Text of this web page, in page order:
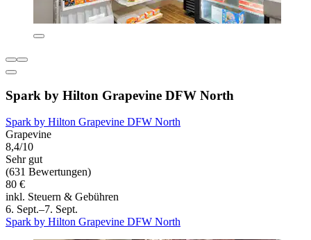
Spark by Hilton Grapevine DFW North
Spark by Hilton Grapevine DFW North
Grapevine
8,4/10
Sehr gut
(631 Bewertungen)
80 €
inkl. Steuern & Gebühren
6. Sept.–7. Sept.
Spark by Hilton Grapevine DFW North